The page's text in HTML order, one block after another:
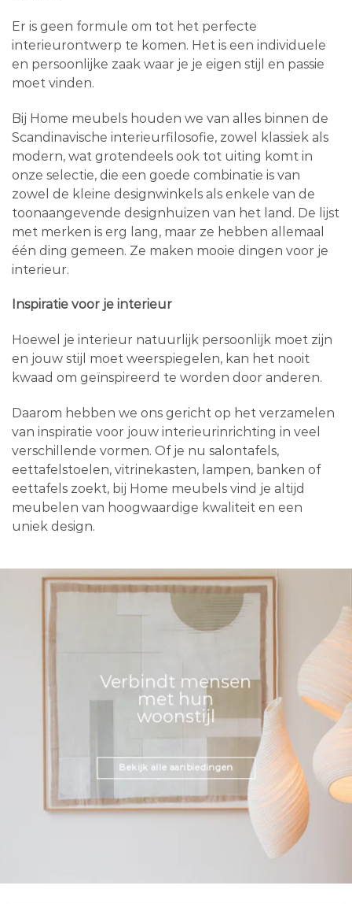
Er is geen formule om tot het perfecte
interieurontwerp te komen. Het is een individuele
en persoonlijke zaak waar je je eigen stijl en passie
moet vinden.
Bij Home meubels houden we van alles binnen de
Scandinavische interieurfilosofie, zowel klassiek als
modern, wat grotendeels ook tot uiting komt in
onze selectie, die een goede combinatie is van
zowel de kleine designwinkels als enkele van de
toonaangevende designhuizen van het land. De lijst
met merken is erg lang, maar ze hebben allemaal
één ding gemeen. Ze maken mooie dingen voor je
interieur.
Inspiratie voor je interieur
Hoewel je interieur natuurlijk persoonlijk moet zijn
en jouw stijl moet weerspiegelen, kan het nooit
kwaad om geïnspireerd te worden door anderen.
Daarom hebben we ons gericht op het verzamelen
van inspiratie voor jouw interieurinrichting in veel
verschillende vormen. Of je nu salontafels,
eettafelstoelen, vitrinekasten, lampen, banken of
eettafels zoekt, bij Home meubels vind je altijd
meubelen van hoogwaardige kwaliteit en een
uniek design.
Verbindt mensen
met hun
woonstijl
Bekijk alle aanbiedingen